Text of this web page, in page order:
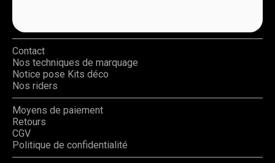
Contact
Nos techniques de marquage
Notice pose Kits déco
Nos riders
Moyens de paiement
Retours
CGV
Politique de confidentialité